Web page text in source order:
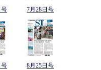
号 7月28日号
号 8月25日号